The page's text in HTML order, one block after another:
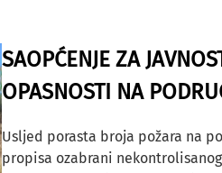
SAOPĆENJE ZA
OPASNOSTI NA
Usljed porasta broja požara na
propisa ozabrani